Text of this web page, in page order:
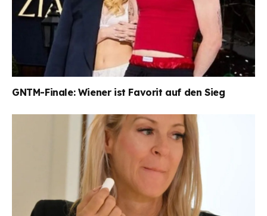
GNTM-Finale: Wiener ist Favorit auf den Sieg